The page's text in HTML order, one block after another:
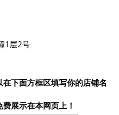
1层2号
下面方框区填写你的店铺名
展示在本网页上！